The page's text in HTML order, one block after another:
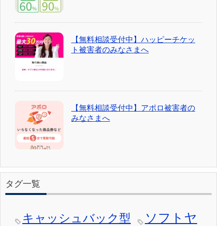
【無料相談受付中】ハッピーチケッ
ト被害者のみなさまへ
【無料相談受付中】アポロ被害者の
みなさまへ
タグ一覧
キャッシュバック型
ソフトヤ